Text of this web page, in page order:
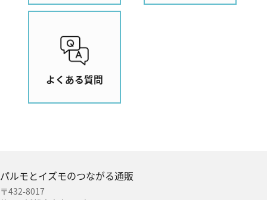
よくある質問
パルモとイズモのつながる通販
〒432-8017